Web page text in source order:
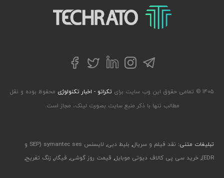
تکراتو – زندگی با تکنولوژی
تلگراماینستاگرام
لینکداینتوییترفیسبوک
۱۴۰۵ © تمامی حقوق این وب سایت برای تکراتو - اخبار تکنولوژی محفوظ بوده و نقل
مطالب تنها با ذکر منبع سایت بصورت لینک، مجاز است.
تبلیغات متنی: نقد فیلم و سریال, بلیط دبی,
لایسنس symantec ses (SEP و
EDR)
, خرید سی پی کالاف دیوتی موبایل, قیمت روز گوشی, فیگار, زنگ تفریح,